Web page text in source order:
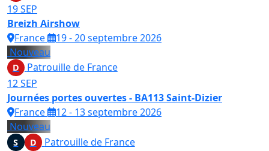
19SEP
Breizh Airshow
France
19 - 20 septembre 2026
Nouveau
D
Patrouille de France
12SEP
Journées portes ouvertes - BA113 Saint-Dizier
France
12 - 13 septembre 2026
Nouveau
S D
Patrouille de France